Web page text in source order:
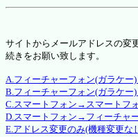
サイトからメールアドレスの変
続きをお願い致します。
A.フィーチャーフォン(ガラケ
B.フィーチャーフォン(ガラケ
C.スマートフォン→スマートフ
D.スマートフォン→フィーチャ
E.アドレス変更のみ(機種変更な